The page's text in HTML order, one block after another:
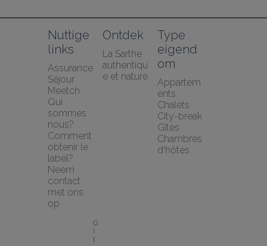
Nuttige
links
Assurance
Séjour
Meetch
Qui
sommes
nous?
Comment
obtenir le
label?
Neem
contact
met ons
op
Ontdek
La Sarthe
authentiqu
e et nature
Type
eigend
om
Appartem
ents
Chalets
City-break
Gîtes
Chambres
d'hôtes
G
î
t